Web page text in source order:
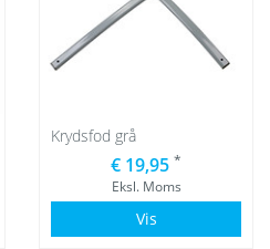
Krydsfod grå
€ 19,95 *
Eksl. Moms
Vis